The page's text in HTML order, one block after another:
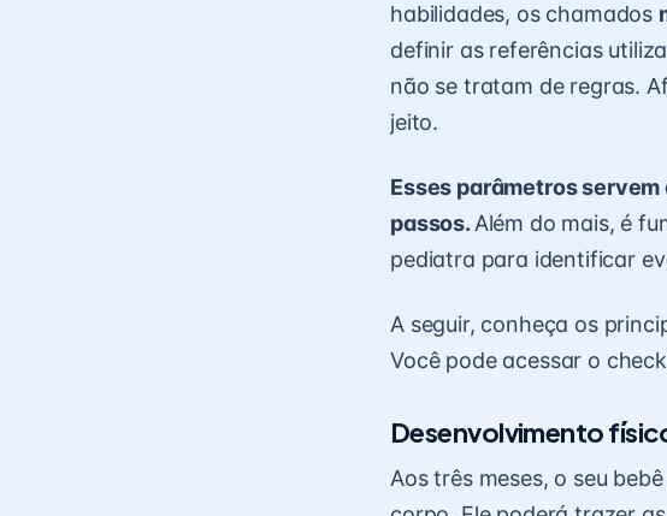
habilidades, os chamados
definir as referências
não se tratam de regras.
jeito.
Esses parâmetros
passos.Além do mais, é
pediatra para identificar
A seguir, conheça os
Você pode acessar o
Desenvolvimento
Aos três meses, o seu